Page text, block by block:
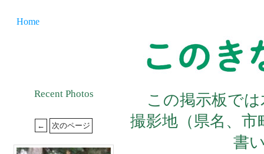
Home
Recent Photos
この掲示板で
撮影地（県名、
書